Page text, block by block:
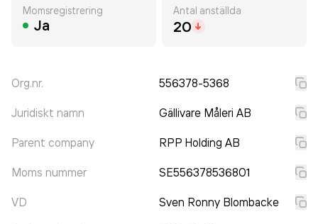
Momsregistrering
Ja
Antal anställda
20
Org.nr. 556378-5368
Juridiskt namn Gällivare Måleri AB
Parent company RPP Holding AB
Moms nummer SE556378536801
VD Sven Ronny Blombacke